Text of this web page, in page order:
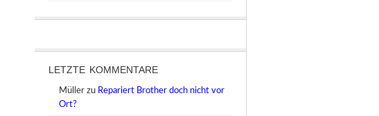
LETZTE KOMMENTARE
Müller zu Repariert Brother doch nicht vor
Ort?